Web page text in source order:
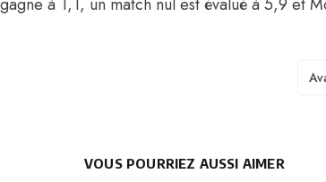
gagne à 1,1, un match nul est évalué à 5,9 et
TAGS
VOUS POURRIEZ AUSSI AIMER